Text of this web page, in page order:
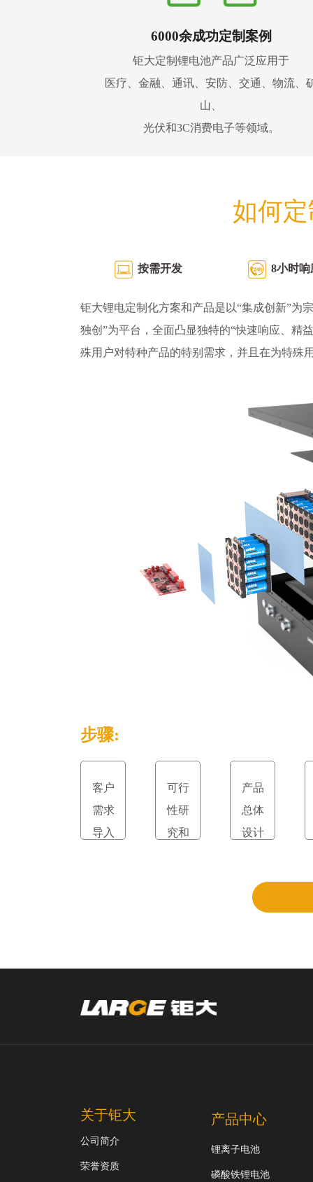
6000余成功定制案例
钜大定制锂电池产品广泛应用于
医疗、金融、通讯、安防、交通、物流、
山、
光伏和3C消费电子等领域。
如何
按需开发 8小时响
钜大锂电定制化方案和产品是以“集成创新”为
独创”为平台，全面凸显独特的“快速响应、精
殊用户对特种产品的特别需求，并且在为特殊
步骤:
客户
需求
导入
可行
性研
究和
产品
总体
设计
关于钜大
公司简介
荣誉资质
产品中心
锂离子电池
磷酸铁锂电池